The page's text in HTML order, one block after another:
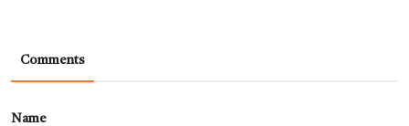
Comments
Name